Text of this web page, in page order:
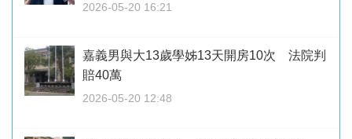
2026-05-20 16:21
嘉義男與大13歲學姊13天開房10次 法院判
賠40萬
2026-05-20 12:48